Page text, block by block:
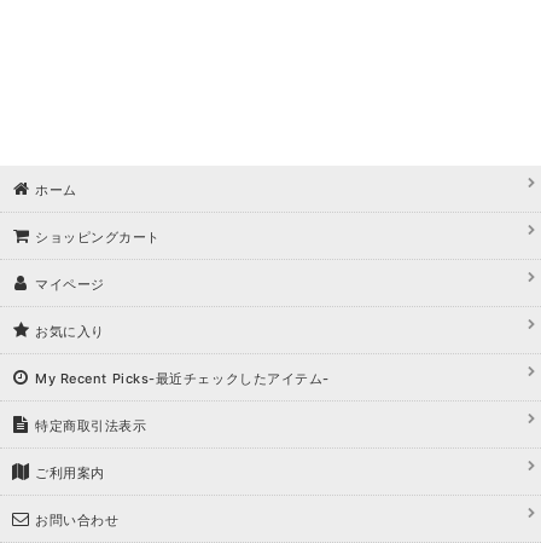
ホーム
ショッピングカート
マイページ
お気に入り
My Recent Picks-最近チェックしたアイテム-
特定商取引法表示
ご利用案内
お問い合わせ